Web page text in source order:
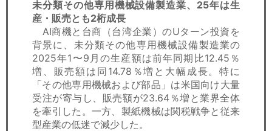
未分類その他専用機械設備製造業、25年は生
産・販売とも2桁成長
AI商機と台商（台湾企業）のUターン投資を
背景に、未分類その他専用機械設備製造業の
2025年1〜9月の生産額は前年同期比12.45％
増、販売額は同14.78％増と大幅成長。特に
「その他専用機械および部品」は米国向け大量
受注が寄与し、販売額が23.64％増と業界全体
を牽引した。一方、製紙機械は関税戦争と従来
型産業の低迷で減少した。